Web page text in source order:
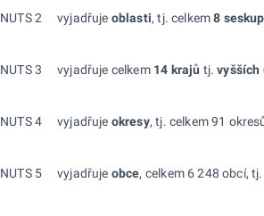
NUTS 2 vyjadřuje oblasti, tj. celkem8
NUTS 3 vyjadřuje celkem 14 krajů tj.vyšších
NUTS 4 vyjadřuje okresy, tj. celkem 91
NUTS 5 vyjadřuje obce, celkem 6 248 obcí,